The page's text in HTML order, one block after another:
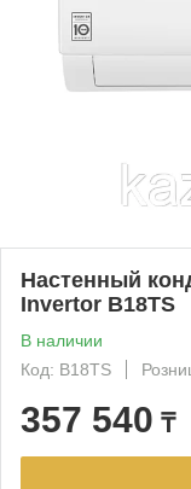
Настенный
Invertor B18TS
В наличии
Код: B18TS
357 540 ₸